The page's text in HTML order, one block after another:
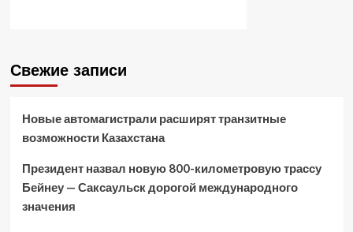
Свежие записи
Новые автомагистрали расширят транзитные
возможности Казахстана
Президент назвал новую 800-километровую трассу
Бейнеу — Саксаульск дорогой международного
значения